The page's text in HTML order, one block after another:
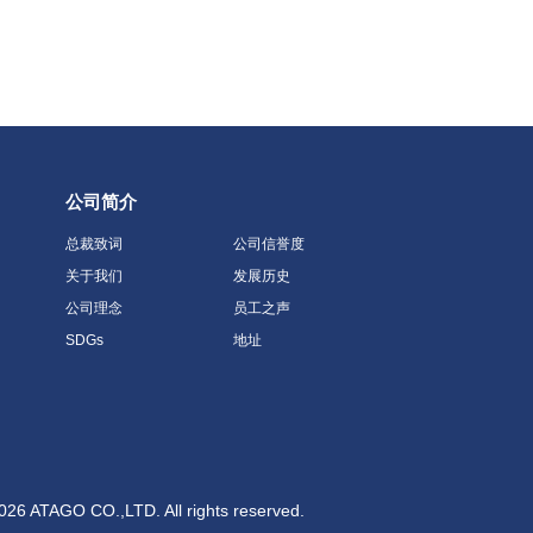
公司简介
总裁致词
关于我们
公司理念
SDGs
公司信誉度
发展历史
员工之声
地址
ATAGO CO.,LTD. All rights reserved.